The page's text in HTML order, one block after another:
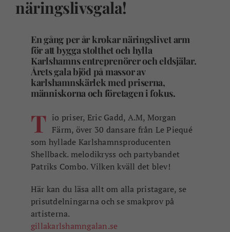
näringslivsgala!
En gång per år krokar näringslivet arm
för att bygga stolthet och hylla
Karlshamns entreprenörer och eldsjälar.
Årets gala bjöd på massor av
karlshamnskärlek med priserna,
människorna och företagen i fokus.
T io priser, Eric Gadd, A.M, Morgan
Färm, över 30 dansare från Le Piequé
som hyllade Karlshamnsproducenten
Shellback. melodikryss och partybandet
Patriks Combo. Vilken kväll det blev!
Här kan du läsa allt om alla pristagare, se
prisutdelningarna och se smakprov på
artisterna.
gillakarlshamngalan.se